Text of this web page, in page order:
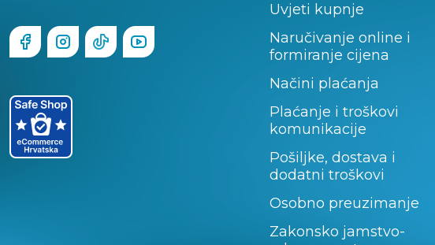
Uvjeti kupnje
Naručivanje online i
formiranje cijena
Načini plaćanja
Plaćanje i troškovi
komunikacije
Pošiljke, dostava i
dodatni troškovi
Osobno preuzimanje
Zakonsko jamstvo-